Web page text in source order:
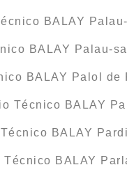
BALAY
BALAY Palau-
BALAY Palol de
Técnico BALAY
BALAY
Técnico BALAY